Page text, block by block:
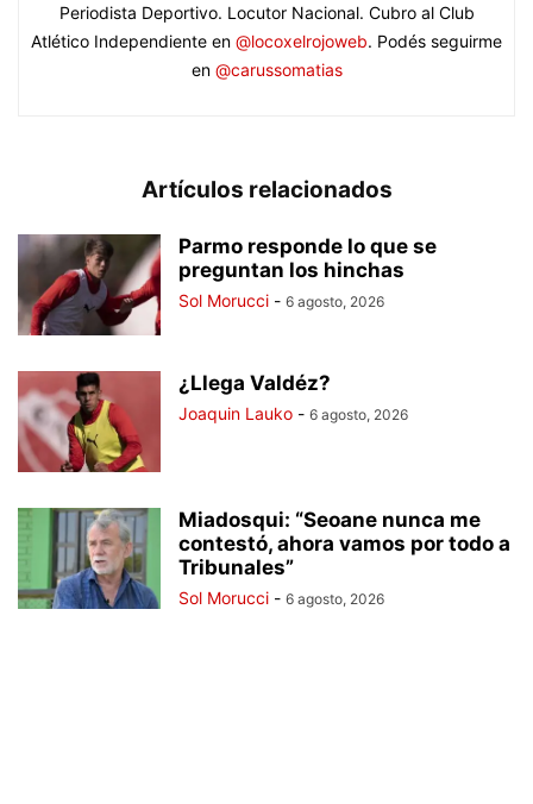
Periodista Deportivo. Locutor Nacional. Cubro al Club
Atlético Independiente en @locoxelrojoweb. Podés seguirme
en @carussomatias
Artículos relacionados
Parmo responde lo que se
preguntan los hinchas
Sol Morucci - 6 agosto, 2026
¿Llega Valdéz?
Joaquin Lauko - 6 agosto, 2026
Miadosqui: “Seoane nunca me
contestó, ahora vamos por todo a
Tribunales”
Sol Morucci - 6 agosto, 2026